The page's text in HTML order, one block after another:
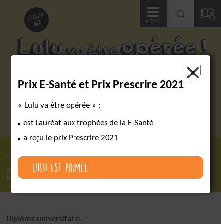
Des outils pour réussir un parcours chirurgical complexe
version
web MENU
Accéder
la
Accueil Lexique DU
DU
Diplôme universitaire.
Prix E-Santé et Prix Prescrire 2021
« Lulu va être opérée » :
est Lauréat aux trophées de la E-Santé
a reçu le prix Prescrire 2021
Lulu est primée
×